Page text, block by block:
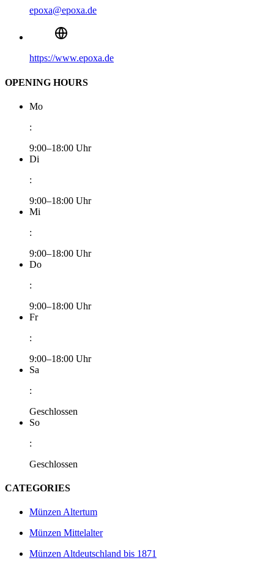
epoxa@epoxa.de
https://www.epoxa.de
OPENING HOURS
Mo
:
9:00–18:00 Uhr
Di
:
9:00–18:00 Uhr
Mi
:
9:00–18:00 Uhr
Do
:
9:00–18:00 Uhr
Fr
:
9:00–18:00 Uhr
Sa
:
Geschlossen
So
:
Geschlossen
CATEGORIES
Münzen Altertum
Münzen Mittelalter
Münzen Altdeutschland bis 1871